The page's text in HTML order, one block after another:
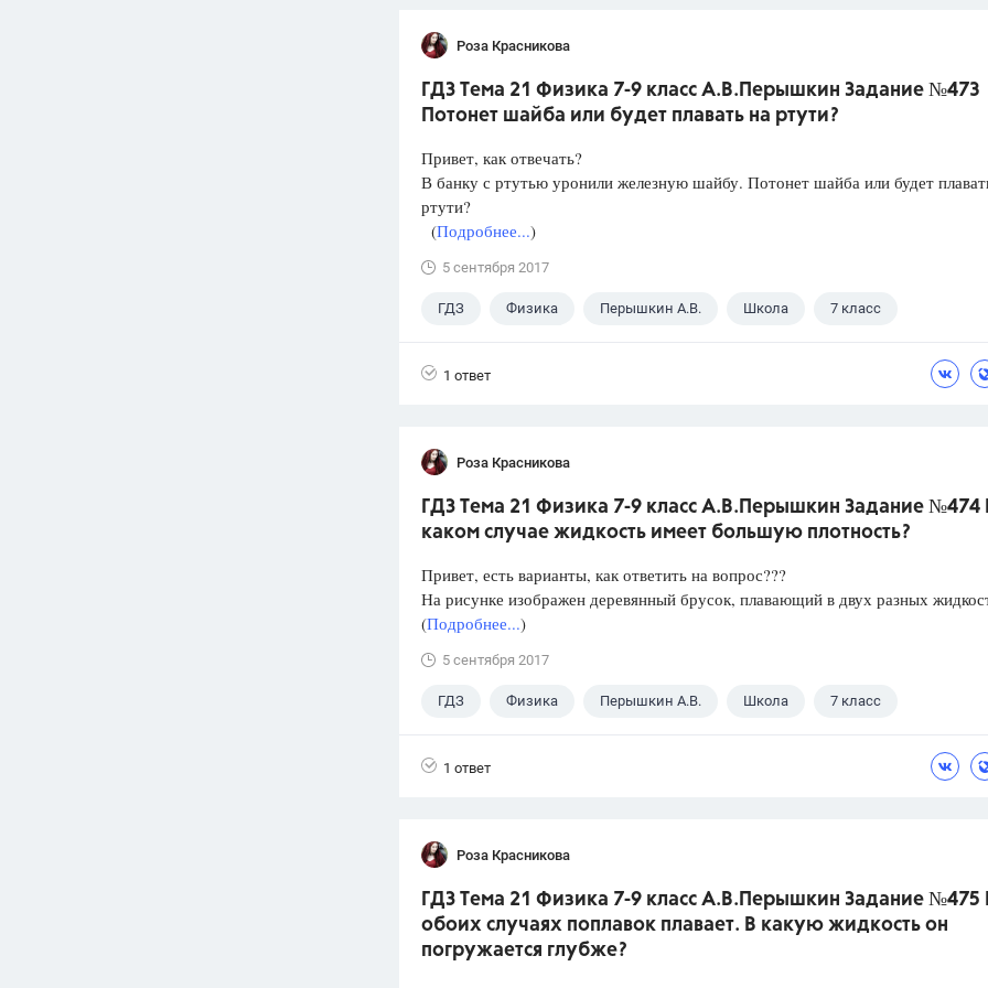
Роза Красникова
ГДЗ Тема 21 Физика 7-9 класс А.В.Перышкин Задание №473
Потонет шайба или будет плавать на ртути?
Привет, как отвечать?
В банку с ртутью уронили железную шайбу. По­тонет шайба или будет
ртути?
(Подробнее...)
5 сентября 2017
ГДЗ Физика Перышкин А.В. Школа 7 класс
1 ответ
Роза Красникова
ГДЗ Тема 21 Физика 7-9 класс А.В.Перышкин Задание №474
каком случае жидкость имеет большую плотность?
Привет, есть варианты, как ответить на вопрос???
На рисунке изображен деревянный брусок, плавающий в двух разных
(Подробнее...)
5 сентября 2017
ГДЗ Физика Перышкин А.В. Школа 7 класс
1 ответ
Роза Красникова
ГДЗ Тема 21 Физика 7-9 класс А.В.Перышкин Задание №475
обоих случаях поплавок плавает. В какую жидкость он
погружается глубже?